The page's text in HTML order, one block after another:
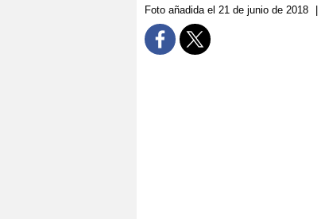
Foto añadida el 21 de junio de 2018